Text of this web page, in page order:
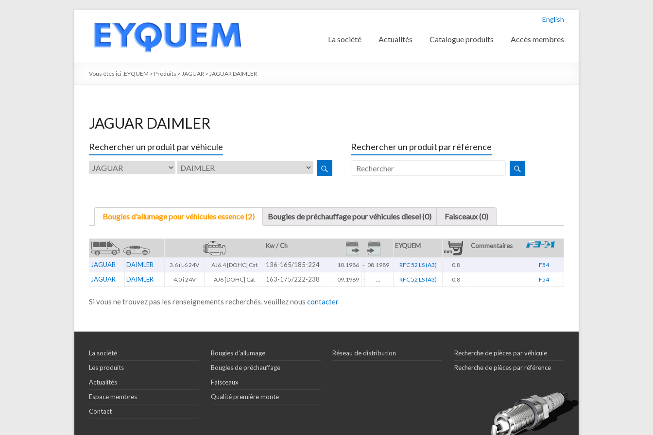
English
La société Actualités Catalogue produits Accès membres
Vous êtes ici :EYQUEM > Produits > JAGUAR > JAGUAR DAIMLER
JAGUAR DAIMLER
Rechercher un produit par véhicule Rechercher un produit par référence
Bougies d'allumage pour véhicules essence (2) Bougies de préchauffage pour véhicules diesel (0) Faisceaux (0)
Kw / Ch EYQUEM Commentaires
JAGUAR DAIMLER 3.6 i L6 24V AJ6.4 [DOHC] Cat 136-165/185-224 10.1986 - 08.1989 RFC 52 LS (A3) 0.8 F54
JAGUAR DAIMLER 4.0 i 24V AJ6 [DOHC] Cat 163-175/222-238 09.1989 - RFC 52 LS (A3) 0.8 F54
Si vous ne trouvez pas les renseignements recherchés, veuillez nous contacter
La société
Les produits
Actualités
Espace membres
Contact
Bougies d’allumage
Bougies de préchauffage
Faisceaux
Qualité première monte
Réseau de distribution
Recherche de pièces par véhicule
Recherche de pièces par référence